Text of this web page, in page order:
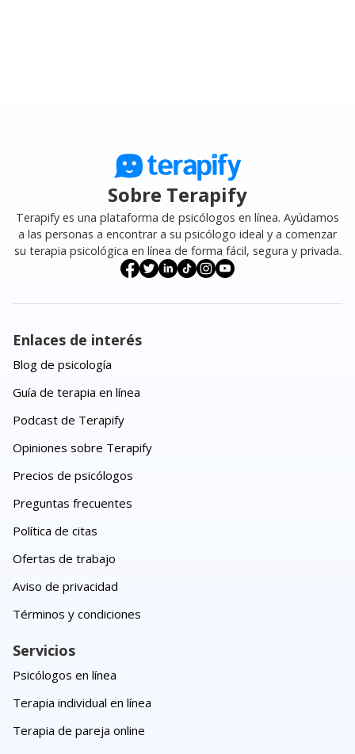
Sobre Terapify
Terapify es una plataforma de psicólogos en línea. Ayúdamos
a las personas a encontrar a su psicólogo ideal y a comenzar
su terapia psicológica en línea de forma fácil, segura y privada.
Enlaces de interés
Blog de psicología
Guía de terapia en línea
Podcast de Terapify
Opiniones sobre Terapify
Precios de psicólogos
Preguntas frecuentes
Política de citas
Ofertas de trabajo
Aviso de privacidad
Términos y condiciones
Servicios
Psicólogos en línea
Terapia individual en línea
Terapia de pareja online